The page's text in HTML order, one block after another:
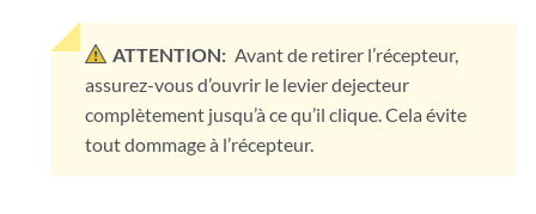
ATTENTION: Avant de retirer l’récepteur,
assurez-vous d’ouvrir le levier dejecteur
complètement jusqu’à ce qu’il clique. Cela évite
tout dommage à l’récepteur.